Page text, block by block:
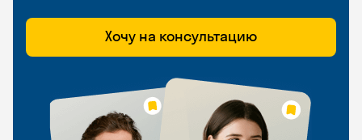
Хочу на консультацию